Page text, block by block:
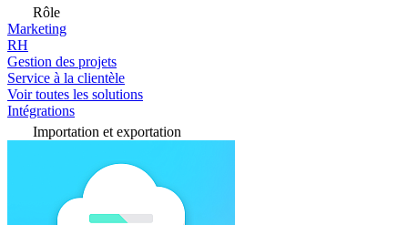
Rôle
Marketing
RH
Gestion des projets
Service à la clientèle
Voir toutes les solutions
Intégrations
Importation et exportation